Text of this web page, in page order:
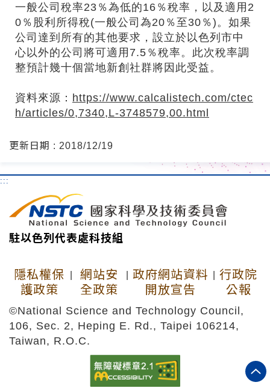
一般公司稅率23％為低的16％稅率，以及適用2
0％股利所得稅(一般公司為20％至30％)。如果
公司達到所有的其他要求，設立於以色列市中
心以外的公司將可適用7.5％稅率。此次稅率調
整預計幾十個當地新創社群將因此受益。
資料來源： https://www.calcalistech.com/ctec
h/articles/0,7340,L-3748579,00.html
更新日期 : 2018/12/19
:::
駐以色列代表處科技組
隱私權保
護政策
網站安
全政策
政府網站資料
開放宣告
行政院
公報
©National Science and Technology Council,
106, Sec. 2, Heping E. Rd., Taipei 106214,
Taiwan, R.O.C.